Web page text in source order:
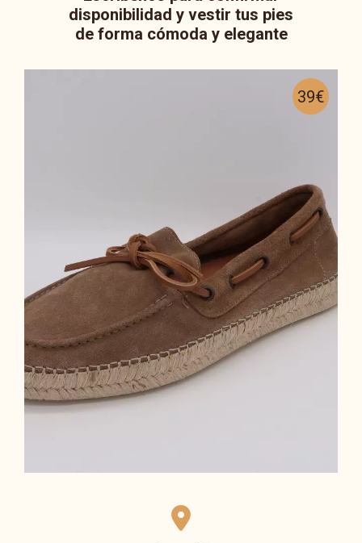
disponibilidad y vestir tus pies
de forma cómoda y elegante
39€